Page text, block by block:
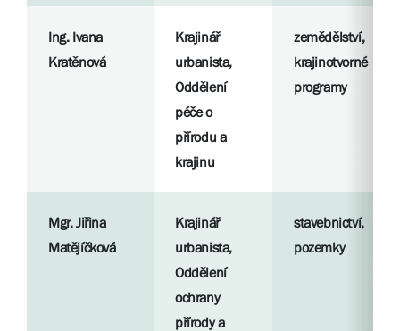
Ing. Ivana
Kratěnová
Krajinář
urbanista,
Oddělení
péče o
přírodu a
krajinu
zemědělství,
krajinotvorné
programy
Mgr. Jiřina
Matějíčková
Krajinář
urbanista,
Oddělení
ochrany
přírody a
stavebnictví,
pozemky